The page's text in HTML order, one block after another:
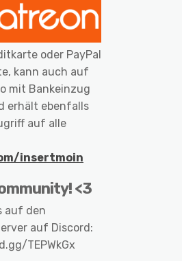
oder PayPal
kann auch auf
mit Bankeinzug
erhält ebenfalls
auf alle
insertmoin
<3
auf den
auf Discord:
TEPWkGx